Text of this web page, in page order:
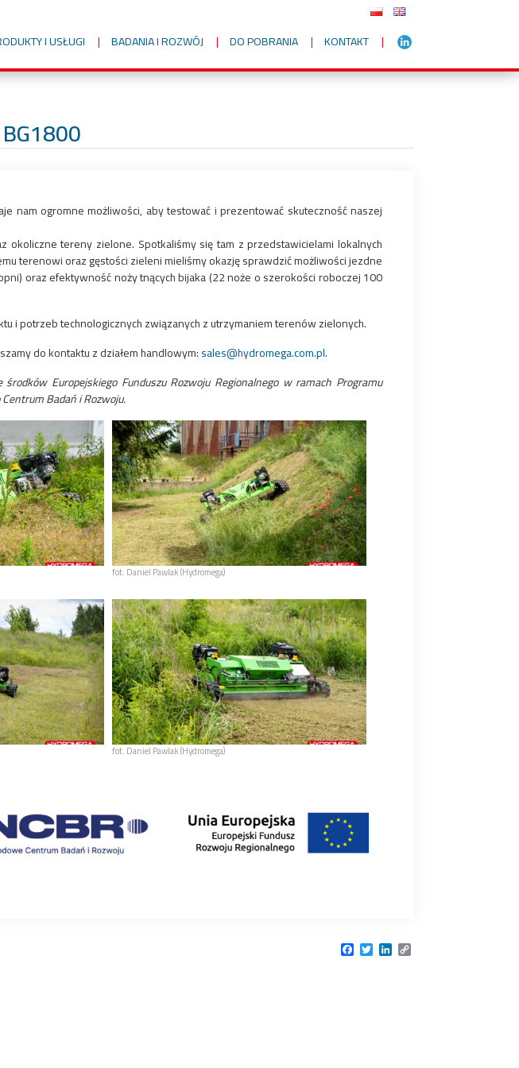
I USŁUGI BADANIA I ROZWÓJ DO POBRANIA KONTAKT
BG1800
nam ogromne możliwości, aby testować i prezentować skuteczność naszej
okoliczne tereny zielone. Spotkaliśmy się tam z przedstawicielami lokalnych
terenowi oraz gęstości zieleni mieliśmy okazję sprawdzić możliwości jezdne
oraz efektywność noży tnących bijaka (22 noże o szerokości roboczej 100
i potrzeb technologicznych związanych z utrzymaniem terenów zielonych.
do kontaktu z działem handlowym:sales@hydromega.com.pl.
Europejskiego Funduszu Rozwoju Regionalnego w ramach Programu
Badań i Rozwoju.
fot. Daniel Pawlak (Hydromega)
fot. Daniel Pawlak (Hydromega)
Facebook
TwitterLinkedIn